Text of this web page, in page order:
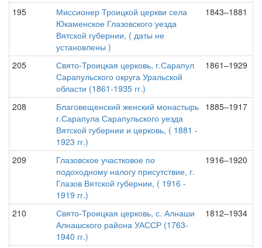
195
Миссионер Троицкой церкви села
Юкаменское Глазовского уезда
Вятской губернии, ( даты не
установлены )
1843–1881
205
Свято-Троицкая церковь, г.Сарапул
Сарапульского округа Уральской
области (1861-1935 гг.)
1861–1929
208
Благовещенский женский монастырь
г.Сарапула Сарапульского уезда
Вятской губернии и церковь, ( 1881 -
1923 гг.)
1885–1917
209
Глазовское участковое по
подоходному налогу присутствие, г.
Глазов Вятской губернии, ( 1916 -
1919 гг.)
1916–1920
210
Свято-Троицкая церковь, с. Алнаши
Алнашского района УАССР (1763-
1940 гг.)
1812–1934